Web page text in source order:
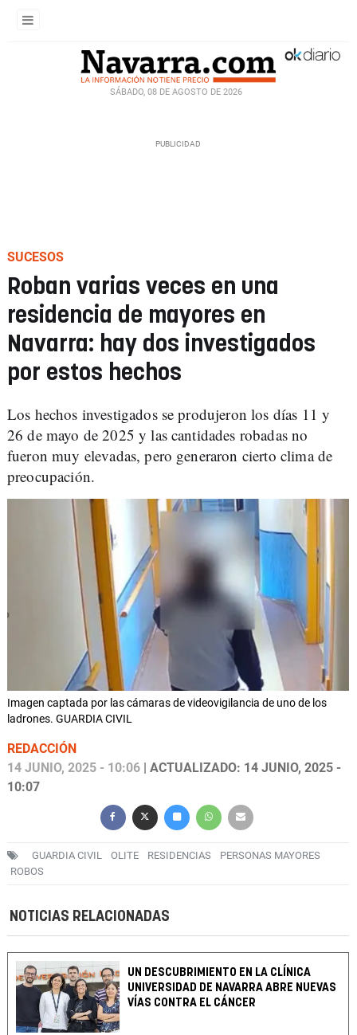
SÁBADO, 08 DE AGOSTO DE 2026
SUCESOS
Roban varias veces en una
residencia de mayores en
Navarra: hay dos investigados
por estos hechos
Los hechos investigados se produjeron los días 11 y
26 de mayo de 2025 y las cantidades robadas no
fueron muy elevadas, pero generaron cierto clima de
preocupación.
Imagen captada por las cámaras de videovigilancia de uno de los
ladrones. GUARDIA CIVIL
REDACCIÓN
14 JUNIO, 2025 - 10:06 | ACTUALIZADO: 14 JUNIO, 2025 -
10:07
GUARDIA CIVIL OLITE RESIDENCIAS
PERSONAS MAYORES
ROBOS
NOTICIAS RELACIONADAS
UN DESCUBRIMIENTO EN LA CLÍNICA
UNIVERSIDAD DE NAVARRA ABRE NUEVAS
VÍAS CONTRA EL CÁNCER